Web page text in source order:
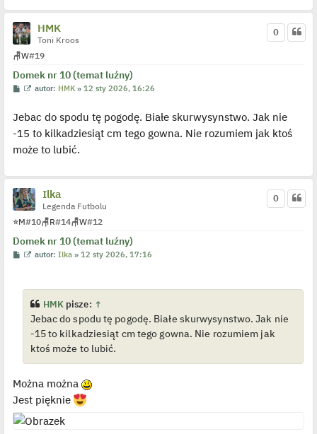
p
y
c
z
o
s
t
HMK
Toni Kroos
🪑W#19
Domek nr 10 (temat luźny)
0
P
t
W
w
e
l
j
e
d
y
c
y
p
autor: HMK »12 sty 2026, 16:26
Jebac do spodu tę pogodę. Białe skurwysynstwo. Jak nie
-15 to kilkadziesiąt cm tego gowna. Nie rozumiem jak ktoś
może to lubić.
Ilka
Legenda Futbolu
⭐M#10🪑R#14🪑W#12
Domek nr 10 (temat luźny)
0
P
W
i
e
t
l
o
j
e
d
n
z
p
autor:Ilka »12 sty 2026, 17:16
HMK pisze: ↑
Jebac do spodu tę pogodę. Białe skurwysynstwo. Jak nie
-15 to kilkadziesiąt cm tego gowna. Nie rozumiem jak
ktoś może to lubić.
Można można
Jest pięknie